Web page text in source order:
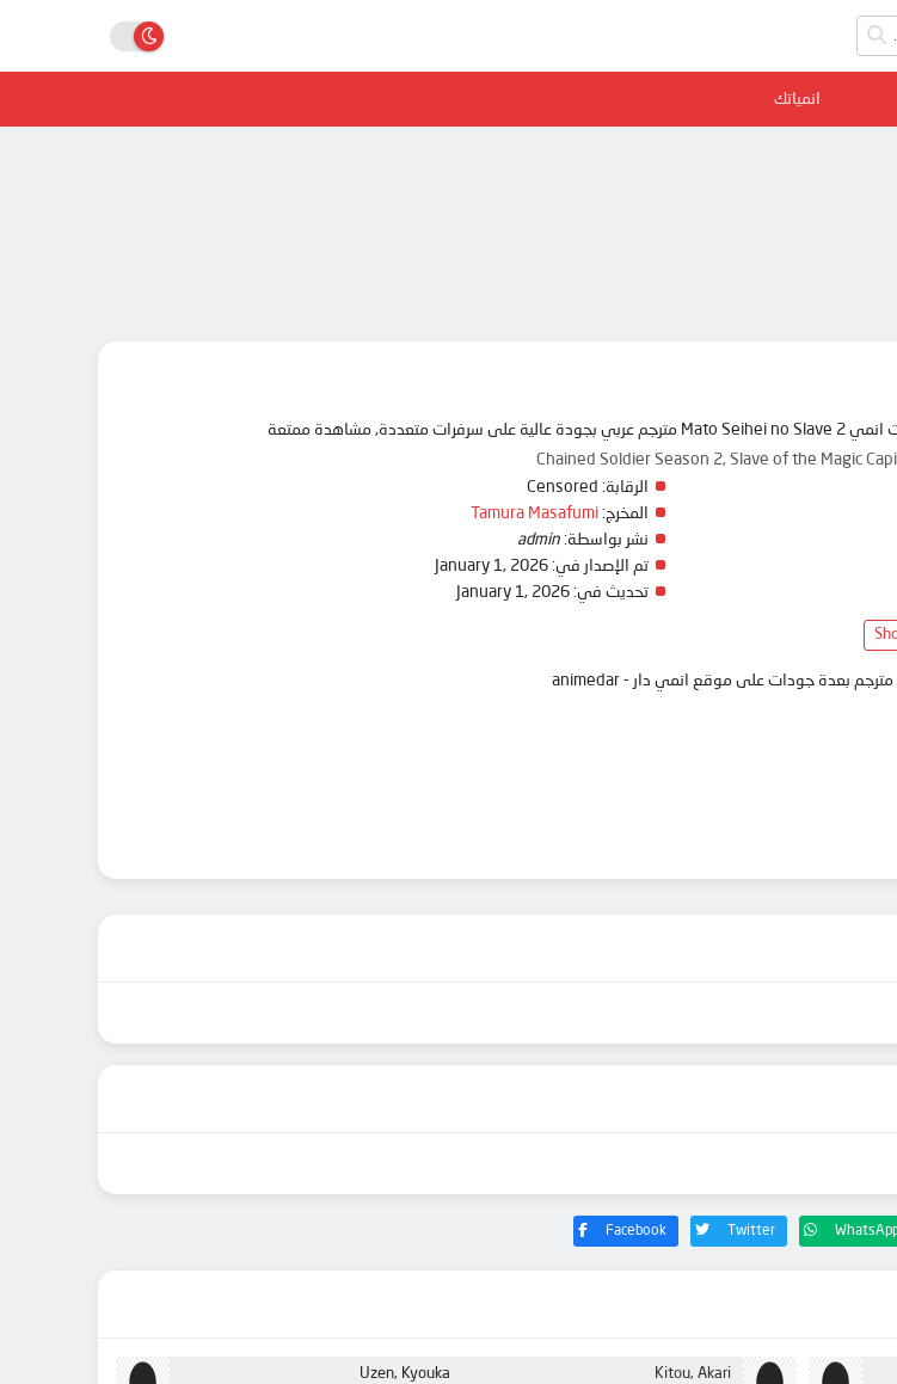
انمياتك
Chained Soldier Season 2, Slave of the Magic
الرقابة:
المخرج: Tamura Masafumi
نشر بواسطة: admin
تم الإصدار في: January 1, 2026
تحديث في: January 1, 2026
Facebook Twitter
Uzen, Kyouka Kitou, Akari